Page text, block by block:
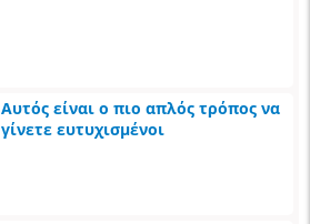
Αυτός είναι ο πιο απλός τρόπος να
γίνετε ευτυχισμένοι